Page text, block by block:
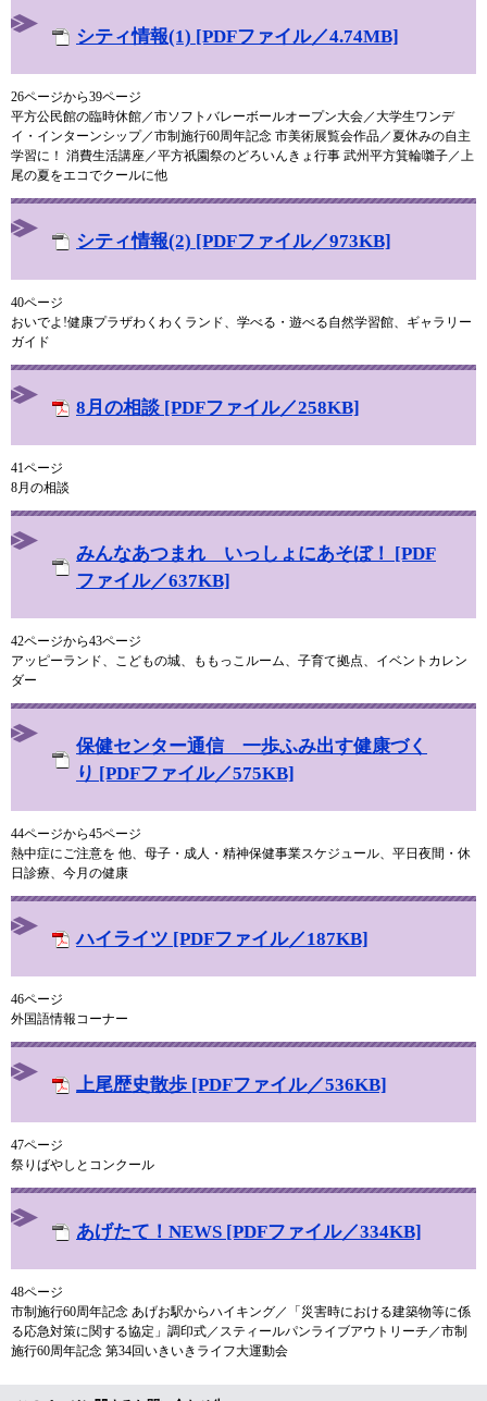
シティ情報(1) [PDFファイル／4.74MB]
26ページから39ページ
平方公民館の臨時休館／市ソフトバレーボールオープン大会／大学生ワンデ
イ・インターンシップ／市制施行60周年記念 市美術展覧会作品／夏休みの自主
学習に！ 消費生活講座／平方祇園祭のどろいんきょ行事 武州平方箕輪囃子／上
尾の夏をエコでクールに他
シティ情報(2) [PDFファイル／973KB]
40ページ
おいでよ!健康プラザわくわくランド、学べる・遊べる自然学習館、ギャラリー
ガイド
8月の相談 [PDFファイル／258KB]
41ページ
8月の相談
みんなあつまれ いっしょにあそぼ！ [PDF
ファイル／637KB]
42ページから43ページ
アッピーランド、こどもの城、ももっこルーム、子育て拠点、イベントカレン
ダー
保健センター通信 一歩ふみ出す健康づく
り [PDFファイル／575KB]
44ページから45ページ
熱中症にご注意を 他、母子・成人・精神保健事業スケジュール、平日夜間・休
日診療、今月の健康
ハイライツ [PDFファイル／187KB]
46ページ
外国語情報コーナー
上尾歴史散歩 [PDFファイル／536KB]
47ページ
祭りばやしとコンクール
あげたて！NEWS [PDFファイル／334KB]
48ページ
市制施行60周年記念 あげお駅からハイキング／「災害時における建築物等に係
る応急対策に関する協定」調印式／スティールパンライブアウトリーチ／市制
施行60周年記念 第34回いきいきライフ大運動会